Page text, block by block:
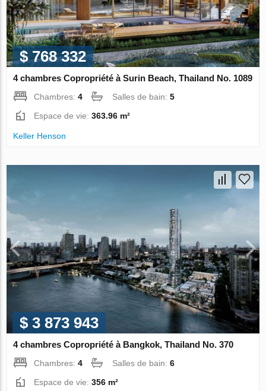
$ 768 332
4 chambres Copropriété à Surin Beach, Thailand No. 1089
Chambres:4 Salles de bain:5
Espace de vie:363.96 m²
Keller Henson
$ 3 873 943
4 chambres Copropriété à Bangkok, Thailand No. 370
Chambres:4 Salles de bain:6
Espace de vie:356 m²